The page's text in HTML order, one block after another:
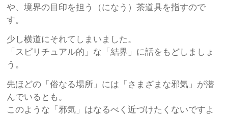
や、境界の目印を担う（になう）茶道具を指すので
す。
少し横道にそれてしまいました。
「スピリチュアル的」な「結界」に話をもどしましょ
う。
先ほどの「俗なる場所」には「さまざまな邪気」が潜
んでいるとも。
このような「邪気」はなるべく近づけたくないですよ